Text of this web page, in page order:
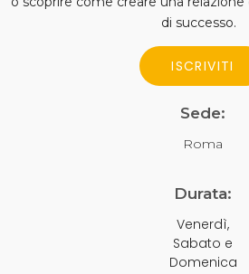
di successo.
ISCRIVITI
Sede:
Roma
Durata:
Venerdì,
Sabato e
Domenica